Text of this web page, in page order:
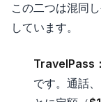
この二つは混同
しています。
TravelPass：
です。通話